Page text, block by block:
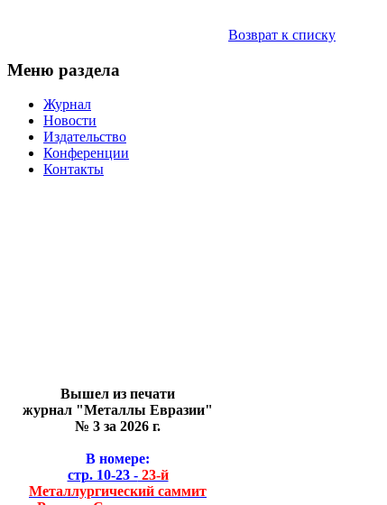
Возврат к списку
Меню раздела
Журнал
Новости
Издательство
Конференции
Контакты
Вышел из печати
журнал "Металлы Евразии"
№ 3 за 2026 г.
В номере:
стр. 10-23 -23-й
Металлургический саммит